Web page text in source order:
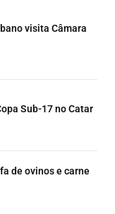
visita Câmara
Sub-17 no Catar
de ovinos e carne